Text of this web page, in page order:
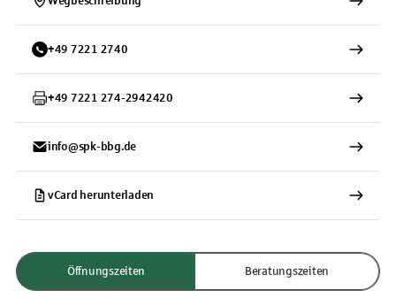
+49 7221 2740
+49 7221 274-2942420
info@spk-bbg.de
vCard herunterladen
Öffnungszeiten Beratungszeiten